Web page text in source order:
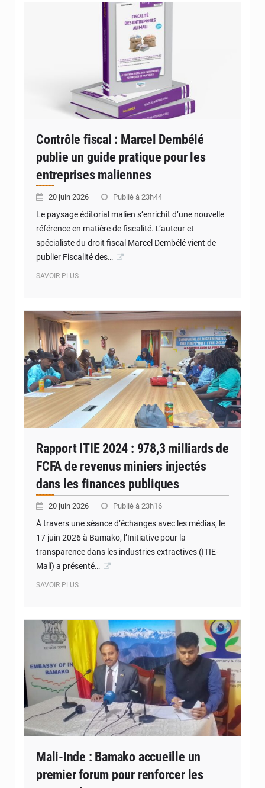
Contrôle fiscal : Marcel Dembélé
publie un guide pratique pour les
entreprises maliennes
20 juin 2026 Publié à 23h44
Le paysage éditorial malien s’enrichit d’une nouvelle
référence en matière de fiscalité. L’auteur et
spécialiste du droit fiscal Marcel Dembélé vient de
publier Fiscalité des…
SAVOIR PLUS
© JDM
Rapport ITIE 2024 : 978,3 milliards de
FCFA de revenus miniers injectés
dans les finances publiques
20 juin 2026 Publié à 23h16
À travers une séance d’échanges avec les médias, le
17 juin 2026 à Bamako, l’Initiative pour la
transparence dans les industries extractives (ITIE-
Mali) a présenté…
SAVOIR PLUS
© Internet
Mali-Inde : Bamako accueille un
premier forum pour renforcer les